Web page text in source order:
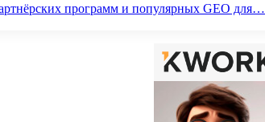
программ и популярных GEO для…